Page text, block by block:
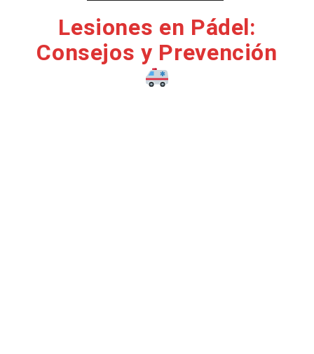
Lesiones en Pádel:
Consejos y Prevención